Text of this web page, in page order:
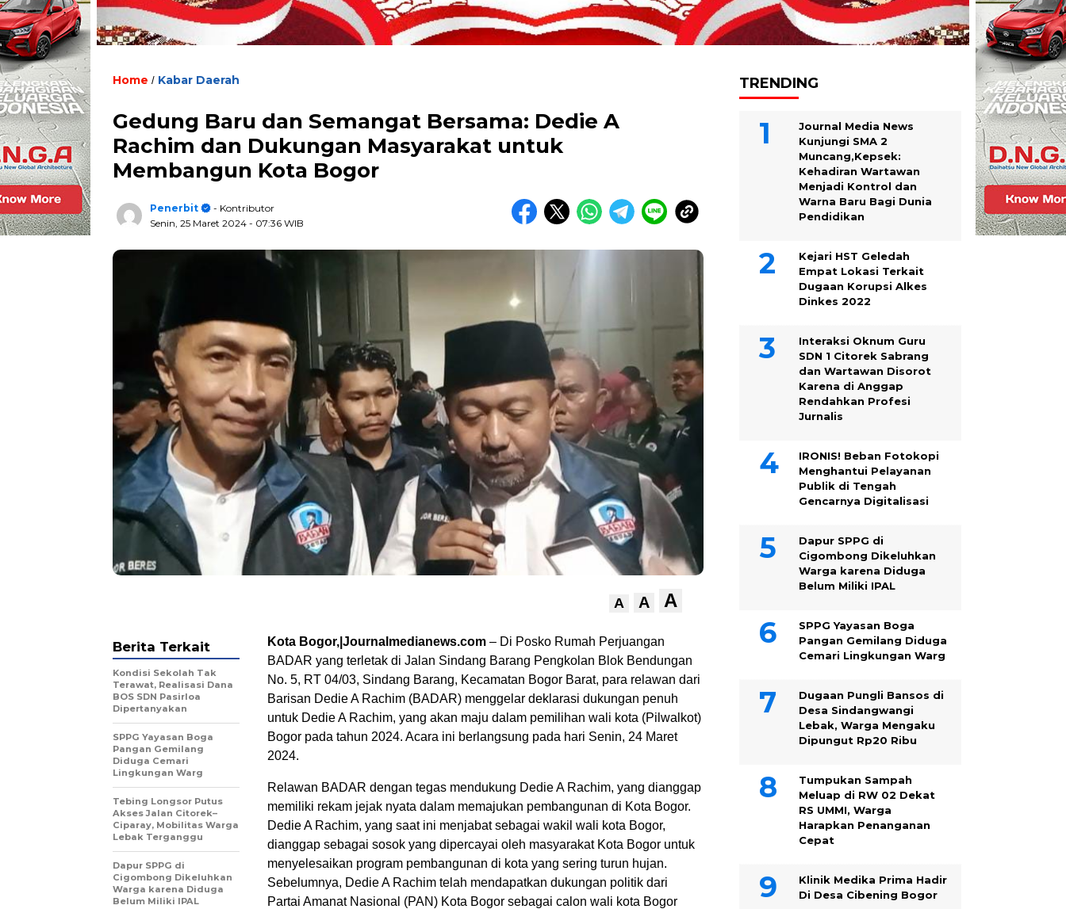
Home / Kabar Daerah
Gedung Baru dan Semangat Bersama: Dedie A
Rachim dan Dukungan Masyarakat untuk
Membangun Kota Bogor
Penerbit
- Kontributor
Senin, 25 Maret 2024 - 07:36 WIB
A A A
Kota Bogor,|Journalmedianews.com – Di Posko Rumah Perjuangan
BADAR yang terletak di Jalan Sindang Barang Pengkolan Blok Bendungan
No. 5, RT 04/03, Sindang Barang, Kecamatan Bogor Barat, para relawan dari
Barisan Dedie A Rachim (BADAR) menggelar deklarasi dukungan penuh
untuk Dedie A Rachim, yang akan maju dalam pemilihan wali kota (Pilwalkot)
Bogor pada tahun 2024. Acara ini berlangsung pada hari Senin, 24 Maret
2024.
Relawan BADAR dengan tegas mendukung Dedie A Rachim, yang dianggap
memiliki rekam jejak nyata dalam memajukan pembangunan di Kota Bogor.
Dedie A Rachim, yang saat ini menjabat sebagai wakil wali kota Bogor,
dianggap sebagai sosok yang dipercayai oleh masyarakat Kota Bogor untuk
menyelesaikan program pembangunan di kota yang sering turun hujan.
Sebelumnya, Dedie A Rachim telah mendapatkan dukungan politik dari
Partai Amanat Nasional (PAN) Kota Bogor sebagai calon wali kota Bogor
Berita Terkait
Kondisi Sekolah Tak
Terawat, Realisasi Dana
BOS SDN Pasirloa
Dipertanyakan
SPPG Yayasan Boga
Pangan Gemilang
Diduga Cemari
Lingkungan Warg
Tebing Longsor Putus
Akses Jalan Citorek–
Ciparay, Mobilitas Warga
Lebak Terganggu
Dapur SPPG di
Cigombong Dikeluhkan
Warga karena Diduga
Belum Miliki IPAL
TRENDING
Journal Media News
Kunjungi SMA 2
Muncang,Kepsek:
Kehadiran Wartawan
Menjadi Kontrol dan
Warna Baru Bagi Dunia
Pendidikan
Kejari HST Geledah
Empat Lokasi Terkait
Dugaan Korupsi Alkes
Dinkes 2022
Interaksi Oknum Guru
SDN 1 Citorek Sabrang
dan Wartawan Disorot
Karena di Anggap
Rendahkan Profesi
Jurnalis
IRONIS! Beban Fotokopi
Menghantui Pelayanan
Publik di Tengah
Gencarnya Digitalisasi
Dapur SPPG di
Cigombong Dikeluhkan
Warga karena Diduga
Belum Miliki IPAL
SPPG Yayasan Boga
Pangan Gemilang Diduga
Cemari Lingkungan Warg
Dugaan Pungli Bansos di
Desa Sindangwangi
Lebak, Warga Mengaku
Dipungut Rp20 Ribu
Tumpukan Sampah
Meluap di RW 02 Dekat
RS UMMI, Warga
Harapkan Penanganan
Cepat
Klinik Medika Prima Hadir
Di Desa Cibening Bogor